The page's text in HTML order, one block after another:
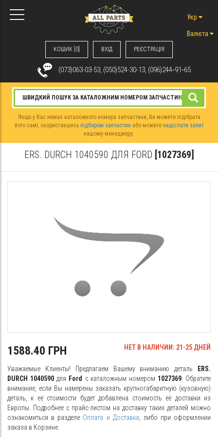
КОШИК [0] ВХIД РЕЄСТРАЦІЯ
Укр
Валюта
(073)063-03-53, (050)524-30-13, (096)244‑91‑65
Якщо у Вас немає каталожного номера запчастини, Ви можете підібрати
його самі, скориставшись підбором запчастин або можете надіслати запит
нашому менеджеру.
ERS. DURCH 1040590 ДЛЯ FORD [1027369]
1588.40 ГРН НЕТ В НАЛИЧИИ: 21-25 ДНЕЙ
Уважаемые Клиенты! Предлагаем Вашему вниманию деталь
ERS.
DURCH 1040590 для Ford с каталожным номером 1027369. Обратите
внимание, если Вы намерены заказать крупногабаритную (кузовную)
деталь, к её стоимости будет добавлена стоимость её доставки из
Европы. Подробнее с прайс-листом на доставку таких деталей можно
ознакомиться в разделе Оплата и Доставка , либо при оформлении
заказа в Корзине.